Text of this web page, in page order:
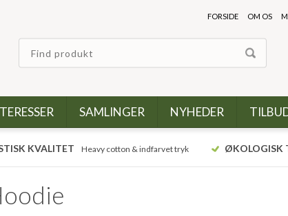
FORSIDE OM OS
SAMLINGER NYHEDER
KVALITET Heavy cotton & indfarvet tryk ØKOLOGISK